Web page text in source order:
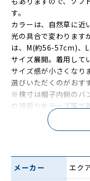
す。
カラーは、自然草に近
光の具合で変わります
は、M(約56-57cm)、
サイズ展開。着用して
サイズ感が小さくなり
選びいただくのがおす
※検寸は帽子内側のバ
の頭周りをテープ等で
サイズをご注文くだ
め、若干の個体差があ
※着用時の注意点：帽
メーカー エク